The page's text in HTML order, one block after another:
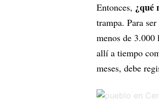
Entonces, ¿qué
trampa. Para
menos de 3.000
allí a tiempo
meses, debe